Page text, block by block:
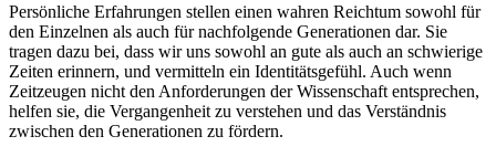
Persönliche Erfahrungen stellen einen wahren Reichtum sowohl für
den Einzelnen als auch für nachfolgende Generationen dar. Sie
tragen dazu bei, dass wir uns sowohl an gute als auch an schwierige
Zeiten erinnern, und vermitteln ein Identitätsgefühl. Auch wenn
Zeitzeugen nicht den Anforderungen der Wissenschaft entsprechen,
helfen sie, die Vergangenheit zu verstehen und das Verständnis
zwischen den Generationen zu fördern.